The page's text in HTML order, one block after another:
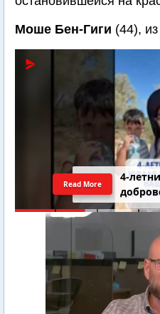
Моше Бен-Гиги (44),
4-
Read More